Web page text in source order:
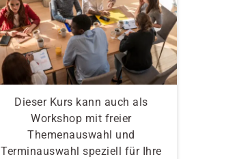
Dieser Kurs kann auch als
Workshop mit freier
Themenauswahl und
Terminauswahl speziell für Ihre